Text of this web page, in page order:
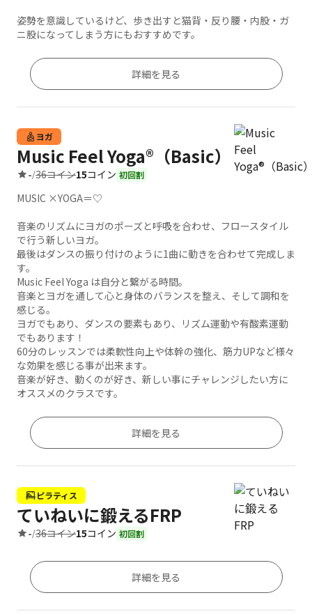
姿勢を意識しているけど、歩き出すと猫背・反り腰・内股・ガ
ニ股になってしまう方にもおすすめです。
詳細を見る
ヨガ
Music Feel Yoga®︎（Basic）
-/36コイン15コイン 初回割
MUSIC ×YOGA＝♡
音楽のリズムにヨガのポーズと呼吸を合わせ、フロースタイル
で行う新しいヨガ。
最後はダンスの振り付けのように1曲に動きを合わせて完成しま
す。
Music Feel Yoga は自分と繋がる時間。
音楽とヨガを通して心と身体のバランスを整え、そして調和を
感じる。
ヨガでもあり、ダンスの要素もあり、リズム運動や有酸素運動
でもあります！
60分のレッスンでは柔軟性向上や体幹の強化、筋力UPなど様々
な効果を感じる事が出来ます。
音楽が好き、動くのが好き、新しい事にチャレンジしたい方に
オススメのクラスです。
詳細を見る
ピラティス
ていねいに鍛えるFRP
-/36コイン15コイン 初回割
詳細を見る